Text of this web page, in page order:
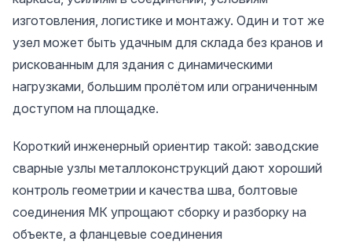
Чек-лист для заказчика перед утверждением
Как МетаСам Групп увязывает узлы с
проектированием, заводом и монтажом
изготовления, логистике и монтажу. Один и тот же
узел может быть удачным для склада без кранов и
рискованным для здания с динамическими
нагрузками, большим пролётом или ограниченным
доступом на площадке.
Короткий инженерный ориентир такой: заводские
сварные узлы металлоконструкций дают хороший
контроль геометрии и качества шва, болтовые
соединения МК упрощают сборку и разборку на
объекте, а фланцевые соединения